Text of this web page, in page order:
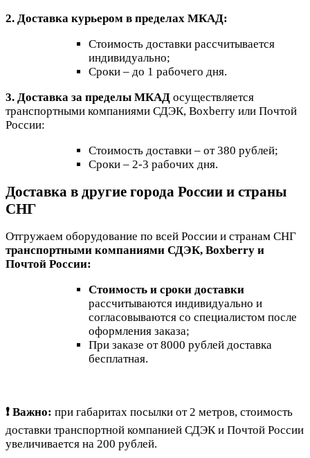
2. Доставка курьером в пределах МКАД:
Стоимость доставки рассчитывается
индивидуально;
Сроки – до 1 рабочего дня.
3. Доставка за пределы МКАД осуществляется
транспортными компаниями СДЭК, Boxberry или Почтой
России:
Стоимость доставки – от 380 рублей;
Сроки – 2-3 рабочих дня.
Доставка в другие города России и страны
СНГ
Отгружаем оборудование по всей России и странам СНГ
транспортными компаниями СДЭК, Boxberry и
Почтой России:
Стоимость и сроки доставки
рассчитываются индивидуально и
согласовываются со специалистом после
оформления заказа;
При заказе от 8000 рублей доставка
бесплатная.
❗ Важно: при габаритах посылки от 2 метров, стоимость
доставки транспортной компанией СДЭК и Почтой России
увеличивается на 200 рублей.